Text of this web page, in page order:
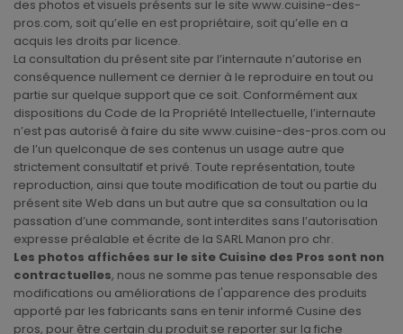
des photos et visuels présents sur le site www.cuisine-des-
pros.com, soit qu’elle en est propriétaire, soit qu’elle en a
acquis les droits par licence.
La consultation du présent site par l’internaute n’autorise en
conséquence nullement ce dernier à le reproduire en tout ou
partie sur quelque support que ce soit. Conformément aux
dispositions du Code de la Propriété Intellectuelle, l’internaute
n’est pas autorisé à faire du site www.cuisine-des-pros.com ou
de l’un quelconque de ses contenus un usage autre que
strictement consultatif et privé. Toute représentation, toute
reproduction, ainsi que toute modification de tout ou partie du
présent site Web dans un but autre que sa consultation ou la
passation d’une commande, sont interdites sans l’autorisation
expresse préalable et écrite de la SARL Manon pro chr.
Les photos affichées sur le site Cuisine des Pros sont non
contractuelles, nous ne somme pas tenue responsable des
modifications ou améliorations de l'apparence des produits
apporté par les fabricants sans en tenir informé Cusine des
pros, pour être certain du produit se reporter sur la fiche